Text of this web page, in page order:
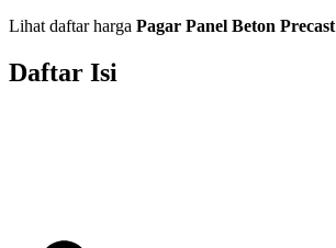
Lihat daftar harga Pagar Panel Beton Precast
Daftar Isi